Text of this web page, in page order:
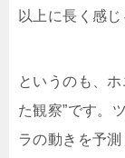
以上に長く感
というのも、
た観察”です。
ラの動きを予